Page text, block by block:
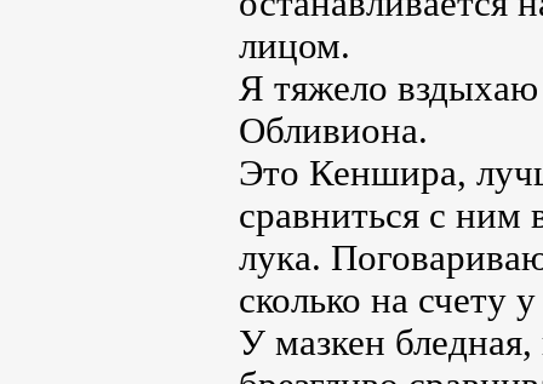
лицом.
Я тяжело вздыхаю
Обливиона.
Это Кеншира,
сравниться с ним
лука.
сколько на счету
У мазкен бледная,